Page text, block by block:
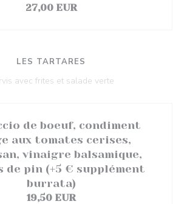
27,00 EUR
LES TARTARES
avec frites et salade verte
de boeuf, condiment
aux tomates cerises,
vinaigre balsamique,
de pin (+5 € supplément
burrata)
19,50 EUR